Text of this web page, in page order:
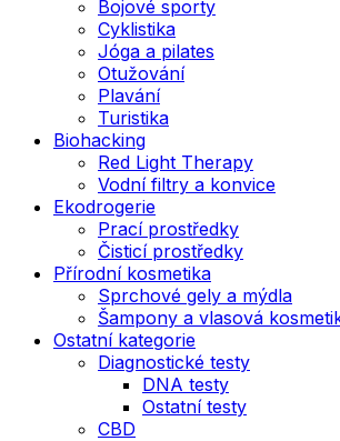
Bojové sporty
Cyklistika
Jóga a pilates
Otužování
Plavání
Turistika
Biohacking
Red Light Therapy
Vodní filtry a konvice
Ekodrogerie
Prací prostředky
Čisticí prostředky
Přírodní kosmetika
Sprchové gely a mýdla
Šampony a vlasová
Ostatní kategorie
Diagnostické testy
DNA testy
Ostatní testy
CBD